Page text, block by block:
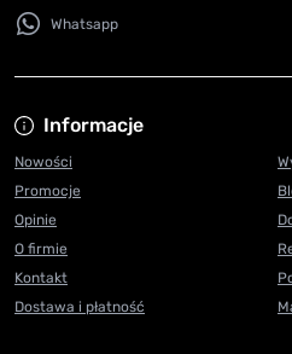
Informacje
Nowości
Promocje
Opinie
O firmie
Kontakt
Dostawa i płatność
Whatsapp